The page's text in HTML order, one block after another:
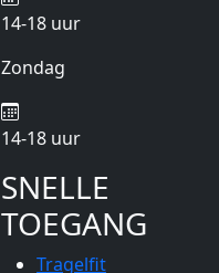
14-18 uur
Zondag
14-18 uur
SNELLE
TOEGANG
Tragelfit